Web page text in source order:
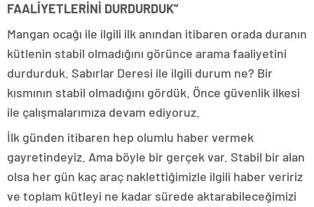
FAALİYETLERİNİ DURDURDUK”
Mangan ocağı ile ilgili ilk anından itibaren orada duranın
kütlenin stabil olmadığını görünce arama faaliyetini
durdurduk. Sabırlar Deresi ile ilgili durum ne? Bir
kısmının stabil olmadığını gördük. Önce güvenlik ilkesi
ile çalışmalarımıza devam ediyoruz.
İlk günden itibaren hep olumlu haber vermek
gayretindeyiz. Ama böyle bir gerçek var. Stabil bir alan
olsa her gün kaç araç naklettiğimizle ilgili haber veririz
ve toplam kütleyi ne kadar sürede aktarabileceğimizi